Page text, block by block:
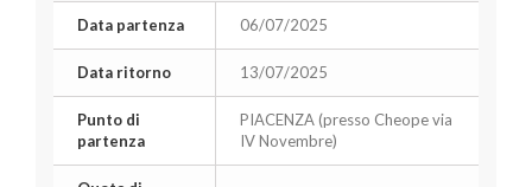
Data partenza 06/07/2025
Data ritorno 13/07/2025
Punto di
partenza
PIACENZA (presso Cheope via
IV Novembre)